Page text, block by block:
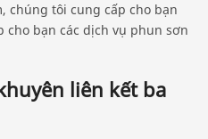
chúng tôi cung cấp cho bạn
bạn các dịch vụ phun sơn
liên kết ba